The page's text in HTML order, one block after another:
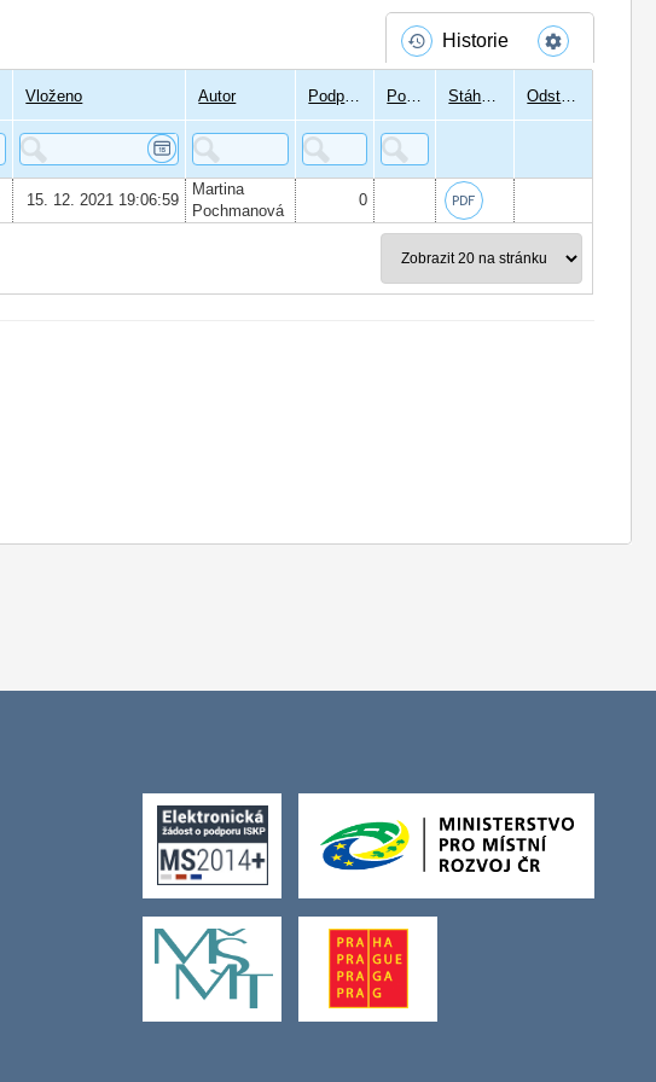
Historie
Vloženo Autor Podpisů Podepsal Stáhnout Odstranit
15. 12. 2021 19:06:59
Martina
Pochmanová
0